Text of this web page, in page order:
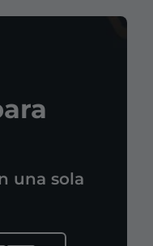
una sola